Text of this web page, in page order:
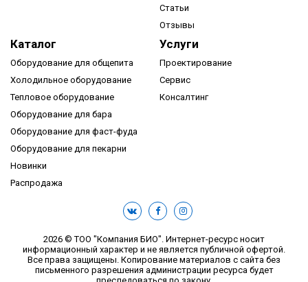
ПОДРОБНЕЕ
Статьи
Отзывы
Каталог
Оборудование для общепита
Холодильное оборудование
Тепловое оборудование
Оборудование для бара
Оборудование для фаст-фуда
Оборудование для пекарни
Новинки
Распродажа
Услуги
Проектирование
Сервис
Консалтинг
2026 © ТОО "Компания БИО". Интернет-ресурс носит
информационный характер и не является публичной офертой.
Все права защищены. Копирование материалов с сайта без
письменного разрешения администрации ресурса будет